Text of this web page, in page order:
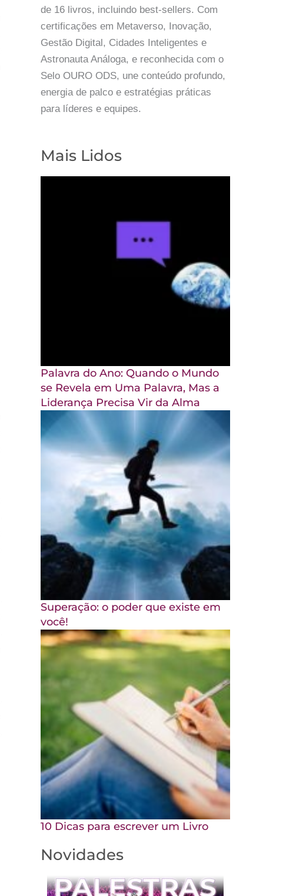
de 16 livros, incluindo best-sellers. Com
certificações em Metaverso, Inovação,
Gestão Digital, Cidades Inteligentes e
Astronauta Análoga, e reconhecida com o
Selo OURO ODS, une conteúdo profundo,
energia de palco e estratégias práticas
para líderes e equipes.
Mais Lidos
Palavra do Ano: Quando o Mundo
se Revela em Uma Palavra, Mas a
Liderança Precisa Vir da Alma
Superação: o poder que existe em
você!
10 Dicas para escrever um Livro
Novidades